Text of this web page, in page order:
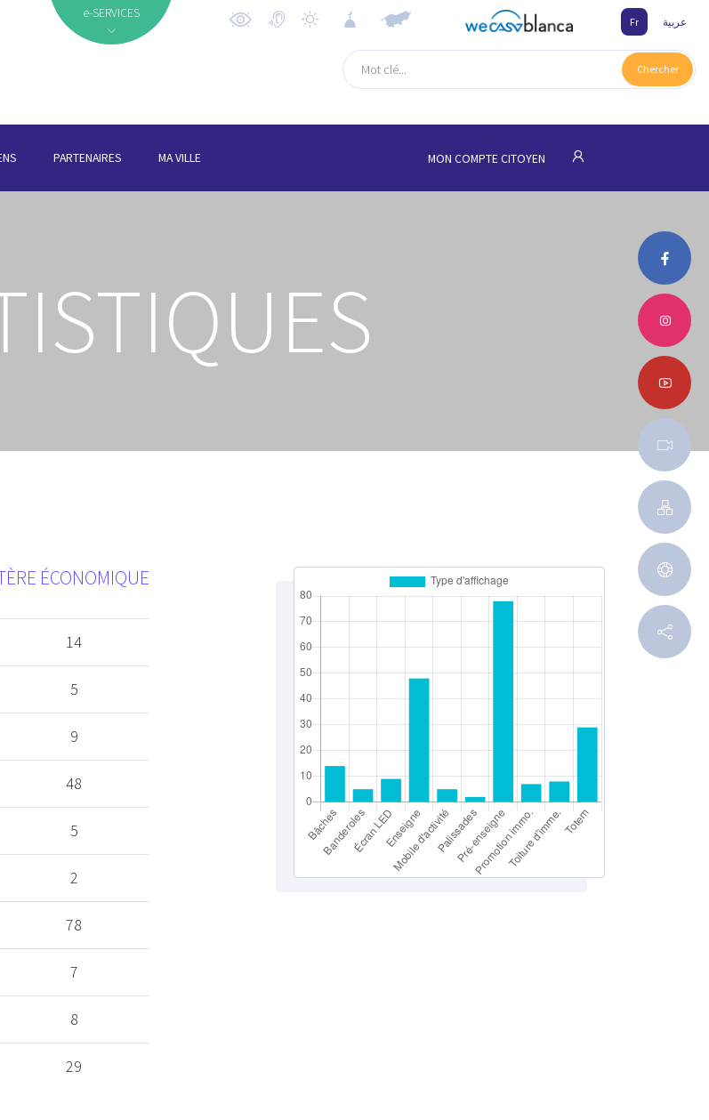
e-SERVICES
Fr عربية
Chercher
PARTENAIRES MA VILLE MON COMPTE CITOYEN
ÉCONOMIQUE
14
5
9
48
5
2
78
7
8
29